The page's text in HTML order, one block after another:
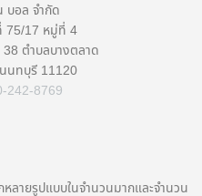
บอล จำกัด
75/17 หมู่ที่ 4
ตำบลบางตลาด
นนทบุรี 11120
242-8769
ลายรูปแบบในจำนวนมากและจำนวน